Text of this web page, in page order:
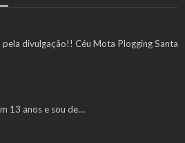
divulgação!! Céu Mota Plogging Santa
13 anos e sou de…